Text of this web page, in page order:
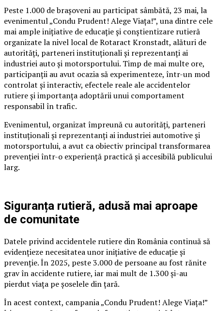
Peste 1.000 de brașoveni au participat sâmbătă, 23 mai, la
evenimentul „Condu Prudent! Alege Viața!”, una dintre cele
mai ample inițiative de educație și conștientizare rutieră
organizate la nivel local de Rotaract Kronstadt, alături de
autorități, parteneri instituționali și reprezentanți ai
industriei auto și motorsportului. Timp de mai multe ore,
participanții au avut ocazia să experimenteze, într-un mod
controlat și interactiv, efectele reale ale accidentelor
rutiere și importanța adoptării unui comportament
responsabil în trafic.
Evenimentul, organizat împreună cu autorități, parteneri
instituționali și reprezentanți ai industriei automotive și
motorsportului, a avut ca obiectiv principal transformarea
prevenției într-o experiență practică și accesibilă publicului
larg.
Siguranța rutieră, adusă mai aproape
de comunitate
Datele privind accidentele rutiere din România continuă să
evidențieze necesitatea unor inițiative de educație și
prevenție. În 2025, peste 3.000 de persoane au fost rănite
grav în accidente rutiere, iar mai mult de 1.300 și-au
pierdut viața pe șoselele din țară.
În acest context, campania „Condu Prudent! Alege Viața!”